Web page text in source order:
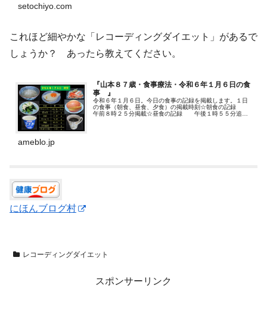
setochiyo.com
これほど細やかな「レコーディングダイエット」があるで
しょうか？ あったら教えてください。
『山本８７歳・食事療法・令和６年１月６日の食
事 』
令和６年１月６日。今日の食事の記録を掲載します。１日
の食事（朝食、昼食、夕食）の掲載時刻☆朝食の記録
午前８時２５分掲載☆昼食の記録 午後１時５５分追加
ameblo.jp
にほんブログ村
レコーディングダイエット
スポンサーリンク